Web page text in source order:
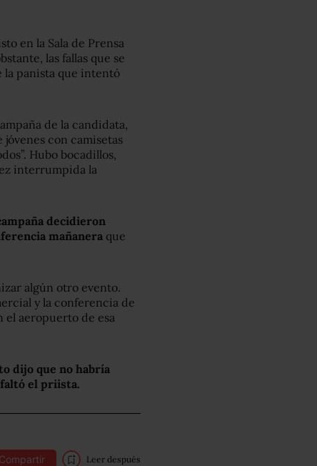
en la Sala de Prensa
las fallas que se
la panista que intentó
de la candidata,
con camisetas
Hubo bocadillos,
interrumpida la
decidieron
mañanera que
algún otro evento.
y la conferencia de
el aeropuerto de esa
dijo que no habría
el priista.
Compartir Leer después